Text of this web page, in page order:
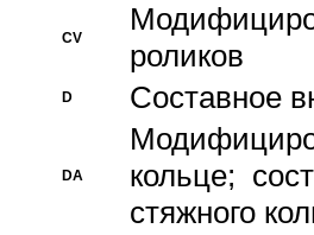
CV
роликов
D Составное
DA
кольце;
стяжного